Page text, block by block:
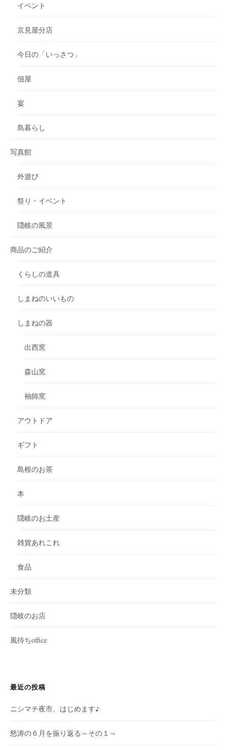
イベント
京見屋分店
今日の「いっさつ」
佃屋
宴
島暮らし
写真館
外遊び
祭り・イベント
隠岐の風景
商品のご紹介
くらしの道具
しまねのいいもの
しまねの器
出西窯
森山窯
袖師窯
アウトドア
ギフト
島根のお茶
本
隠岐のお土産
雑貨あれこれ
食品
未分類
隠岐のお店
風待ちoffice
最近の投稿
ニシマチ夜市、はじめます♪
怒涛の６月を振り返る～その１～